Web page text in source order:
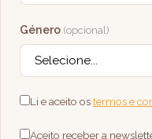
Género (opcional)
Li e aceito ostermos e
Aceito receber a